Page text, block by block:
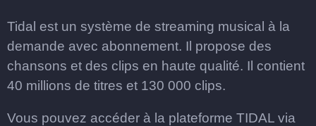
Tidal est un système de streaming musical à la
demande avec abonnement. Il propose des
chansons et des clips en haute qualité. Il contient
40 millions de titres et 130 000 clips.
Vous pouvez accéder à la plateforme TIDAL via